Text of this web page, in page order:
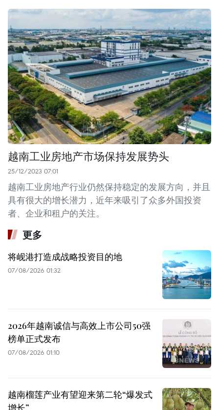
越南工业房地产市场保持发展势头
25/12/2023 07:01
越南工业房地产行业仍然保持稳定的发展方向，并且
具有很大的增长潜力，近年来吸引了众多外国投资
者、企业和租户的关注。
更多
将岘港打造成战略投资目的地
07/08/2026 01:32
2026年越南诚信与高效上市公司50强
榜单正式发布
07/08/2026 01:10
越南榴莲产业有望迎来第二轮“爆发式